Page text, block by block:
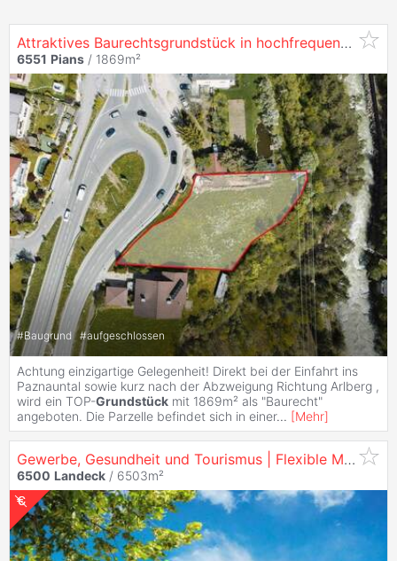
Attraktives Baurechtsgrundstück in hochfrequentierter Top-Lage am Eingang zum Paznauntal
6551 Pians / 1869m²
#Baugrund #aufgeschlossen
Achtung einzigartige Gelegenheit! Direkt bei der Einfahrt ins
Paznauntal sowie kurz nach der Abzweigung Richtung Arlberg ,
wird ein TOP-Grundstück mit 1869m² als "Baurecht"
angeboten. Die Parzelle befindet sich in einer... [Mehr]
Gewerbe, Gesundheit und Tourismus | Flexible Mietflächen im atrium3,
6500 Landeck / 6503m²